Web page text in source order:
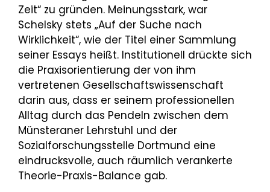
Zeit“ zu gründen. Meinungsstark, war
Schelsky stets „Auf der Suche nach
Wirklichkeit“, wie der Titel einer Sammlung
seiner Essays heißt. Institutionell drückte sich
die Praxisorientierung der von ihm
vertretenen Gesellschaftswissenschaft
darin aus, dass er seinem professionellen
Alltag durch das Pendeln zwischen dem
Münsteraner Lehrstuhl und der
Sozialforschungsstelle Dortmund eine
eindrucksvolle, auch räumlich verankerte
Theorie-Praxis-Balance gab.